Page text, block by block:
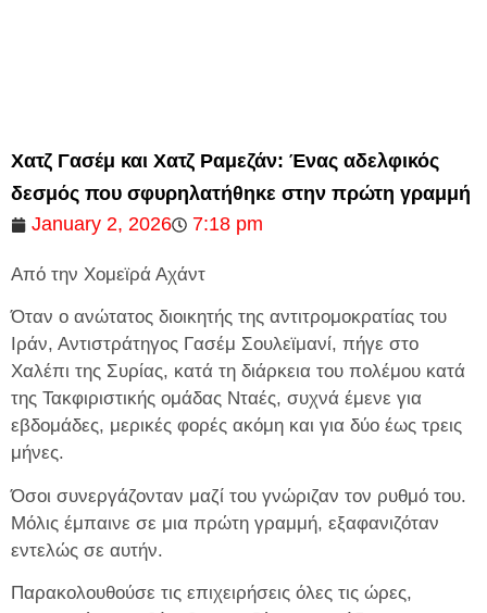
Χατζ Γασέμ και Χατζ Ραμεζάν: Ένας αδελφικός
δεσμός που σφυρηλατήθηκε στην πρώτη γραμμή
January 2, 2026
7:18 pm
Από την Χομεϊρά Αχάντ
Όταν ο ανώτατος διοικητής της αντιτρομοκρατίας του
Ιράν, Αντιστράτηγος Γασέμ Σουλεϊμανί, πήγε στο
Χαλέπι της Συρίας, κατά τη διάρκεια του πολέμου κατά
της Τακφιριστικής ομάδας Νταές, συχνά έμενε για
εβδομάδες, μερικές φορές ακόμη και για δύο έως τρεις
μήνες.
Όσοι συνεργάζονταν μαζί του γνώριζαν τον ρυθμό του.
Μόλις έμπαινε σε μια πρώτη γραμμή, εξαφανιζόταν
εντελώς σε αυτήν.
Παρακολουθούσε τις επιχειρήσεις όλες τις ώρες,